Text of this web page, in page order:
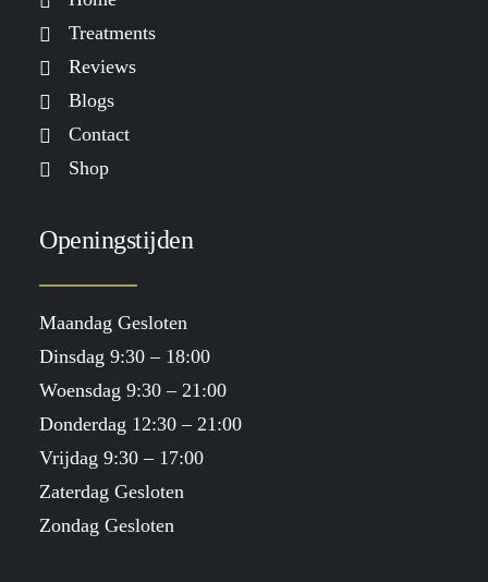
Treatments
Reviews
Blogs
Contact
Shop
Openingstijden
Maandag Gesloten
Dinsdag 9:30 – 18:00
Woensdag 9:30 – 21:00
Donderdag 12:30 – 21:00
Vrijdag 9:30 – 17:00
Zaterdag Gesloten
Zondag Gesloten